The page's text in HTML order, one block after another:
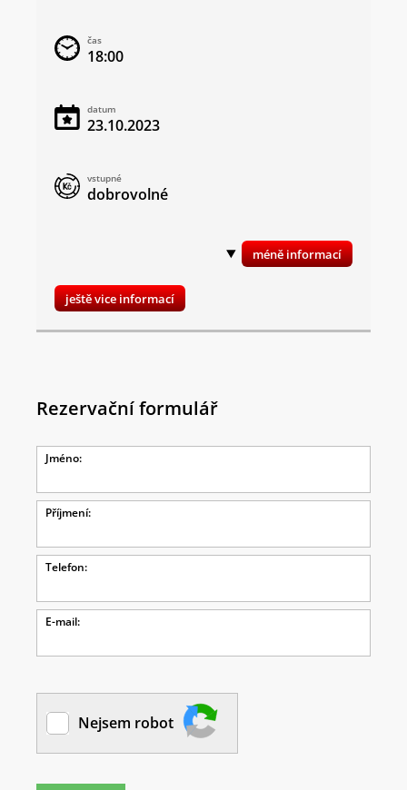
čas
18:00
datum
23.10.2023
vstupné
dobrovolné
ještě vice informací
Rezervační formulář
Jméno:
Příjmení:
Telefon:
E-mail:
Nejsem robot